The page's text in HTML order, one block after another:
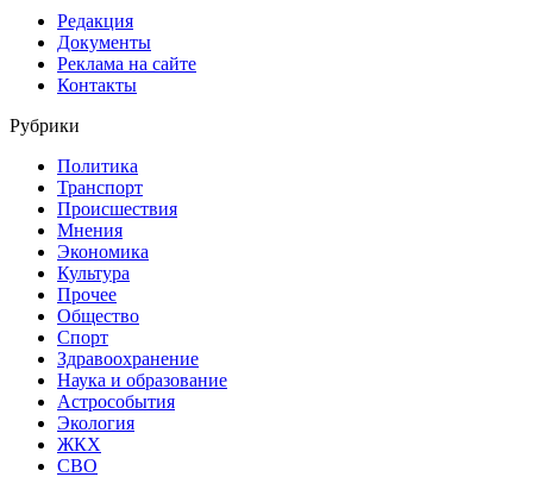
Редакция
Документы
Реклама на сайте
Контакты
Рубрики
Политика
Транспорт
Происшествия
Мнения
Экономика
Культура
Прочее
Общество
Спорт
Здравоохранение
Наука и образование
Астрособытия
Экология
ЖКХ
СВО